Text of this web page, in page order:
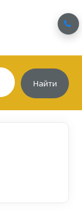
Найти